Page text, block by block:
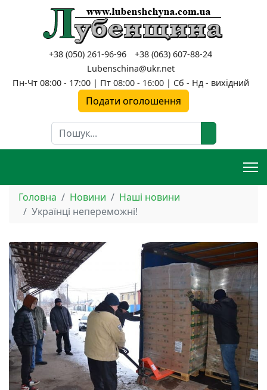
+38 (050) 261-96-96
+38 (063) 607-88-24
Lubenschina@ukr.net
Пн-Чт 08:00 - 17:00 | Пт 08:00 - 16:00 | Сб - Нд - вихідний
Подати оголошення
Пошук
Головна Новини
Наші новини
Українці непереможні!